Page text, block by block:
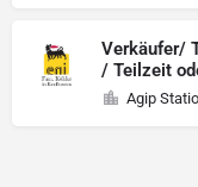
Verkäufer/
/ Teilzeit
Agip